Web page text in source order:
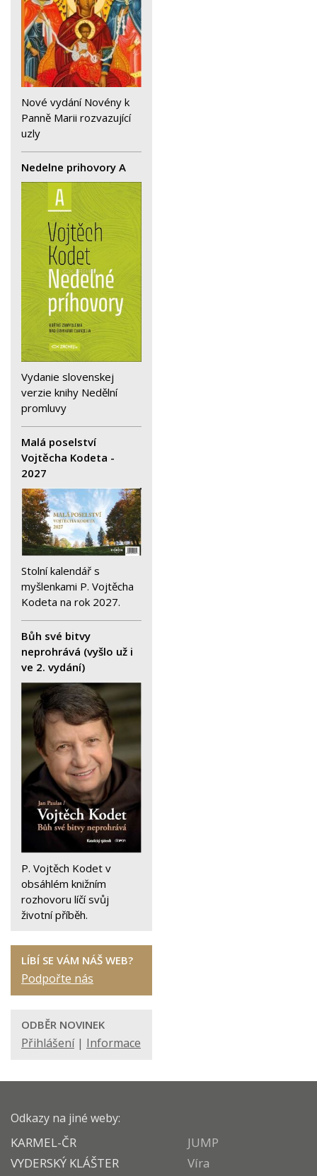
Nové vydání Novény k
Panně Marii rozvazující
uzly
Nedelne prihovory A
Vydanie slovenskej
verzie knihy Nedělní
promluvy
Malá poselství
Vojtěcha Kodeta -
2027
Stolní kalendář s
myšlenkami P. Vojtěcha
Kodeta na rok 2027.
Bůh své bitvy
neprohrává (vyšlo už i
ve 2. vydání)
P. Vojtěch Kodet v
obsáhlém knižním
rozhovoru líčí svůj
životní příběh.
LÍBÍ SE VÁM NÁŠ WEB?
Podpořte nás
ODBĚR NOVINEK
Přihlášení| Informace
Odkazy na jiné weby:
KARMEL-ČR
VYDERSKÝ KLÁŠTER
JUMP
Víra